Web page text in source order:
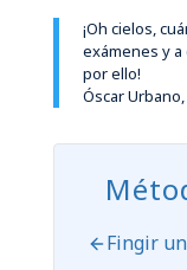
¡Oh cielos,
exámenes y
por ello!
Óscar
Fingir